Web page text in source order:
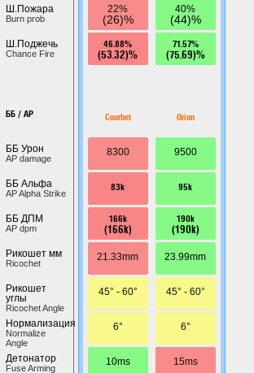
Ш.Пожара
Burn prob
Ш.Поджечь
Chance Fire
ББ / AP
ББ Урон
AP damage
ББ Альфа
AP Alpha Strike
ББ ДПМ
AP dpm
Рикошет мм
Ricochet
Рикошет
углы
Ricochet Angle
Нормализация
Normalize
Angle
Детонатор
Fuse Arming
22%
(26)%
46.88%
(53.32)%
Courbet
8300
83k
166k
(166k)
21.33mm
45° - 60°
6°
10ms
40%
(44)%
71.57%
(75.69)%
Orion
9500
95k
190k
(190k)
23.99mm
45° - 60°
6°
15ms